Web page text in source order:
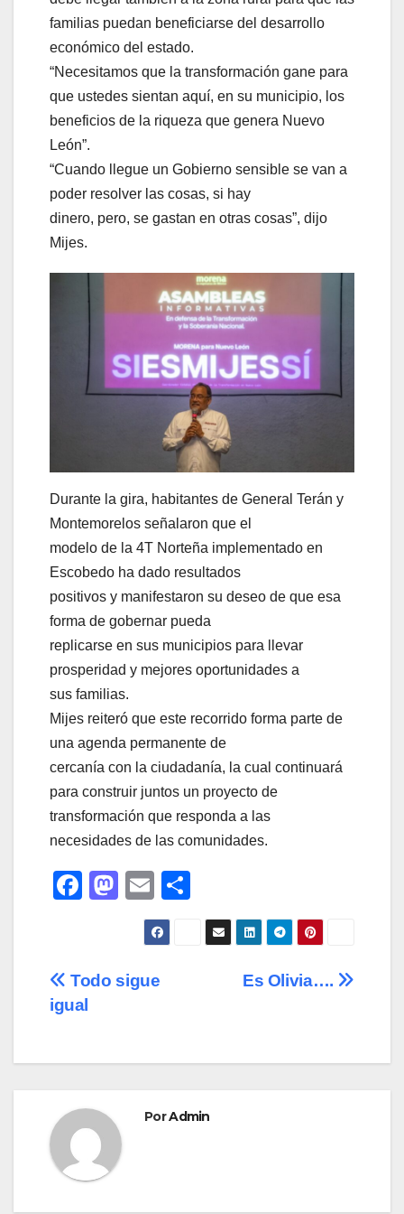
familias puedan beneficiarse del desarrollo
económico del estado.
“Necesitamos que la transformación gane para
que ustedes sientan aquí, en su municipio, los
beneficios de la riqueza que genera Nuevo
León”.
“Cuando llegue un Gobierno sensible se van a
poder resolver las cosas, si hay
dinero, pero, se gastan en otras cosas”, dijo
Mijes.
Durante la gira, habitantes de General Terán y
Montemorelos señalaron que el
modelo de la 4T Norteña implementado en
Escobedo ha dado resultados
positivos y manifestaron su deseo de que esa
forma de gobernar pueda
replicarse en sus municipios para llevar
prosperidad y mejores oportunidades a
sus familias.
Mijes reiteró que este recorrido forma parte de
una agenda permanente de
cercanía con la ciudadanía, la cual continuará
para construir juntos un proyecto de
transformación que responda a las
necesidades de las comunidades.
F
e
b
o
M
o
d
n
E
m
ail
o
m
Navegación
de
entradas
Es Olivia….
Todo sigue
igual
PorAdmin